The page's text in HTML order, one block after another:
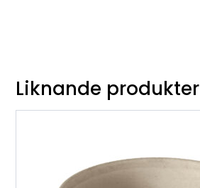
Liknande produkter